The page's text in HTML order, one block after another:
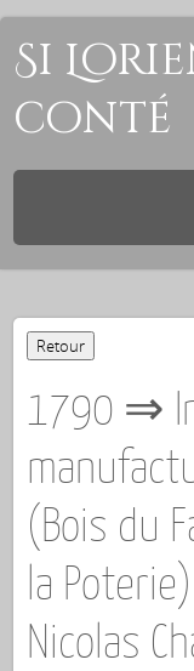
Si
conté
1790 ⇒
(Bois du
la
Nicolas